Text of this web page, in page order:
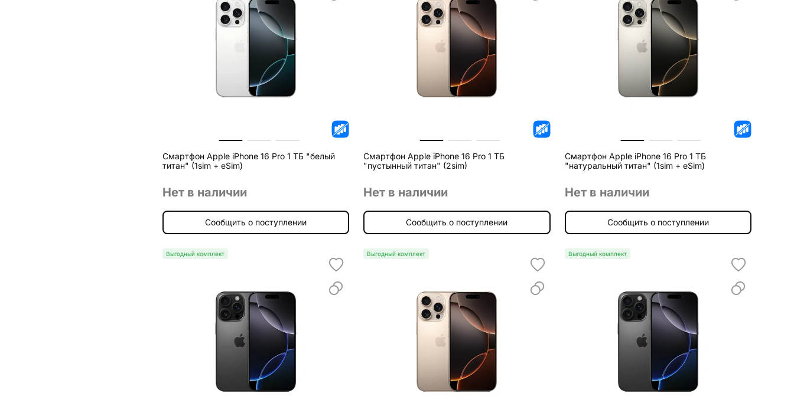
Смартфон Apple iPhone 16 Pro 1 ТБ "белый
титан" (1sim + eSim)
Нет в наличии
Сообщить о поступлении
Смартфон Apple iPhone 16 Pro 1 ТБ
"пустынный титан" (2sim)
Нет в наличии
Сообщить о поступлении
Смартфон Apple iPhone 16 Pro 1 ТБ
"натуральный титан" (1sim + eSim)
Нет в наличии
Сообщить о поступлении
Выгодный комплект Выгодный комплект Выгодный комплект